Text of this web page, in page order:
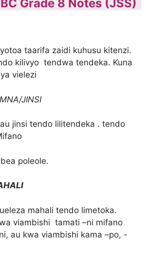
Grade 8 Notes (JSS)
taarifa zaidi kuhusu kitenzi.
kilivyo tendwa tendeka. Kuna
vielezi
JINSI
jinsi tendo lilitendeka . tendo
poleole.
mahali tendo limetoka.
viambishi tamati –ni mifano
au kwa viambishi kama –po, -